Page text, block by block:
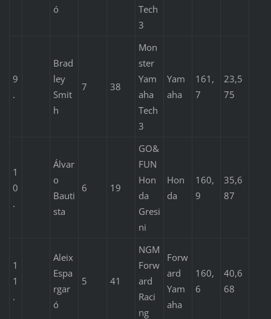
ó
Tech
3
9
.
Brad
ley
Smit
h
7 38
Mon
ster
Yam
aha
Tech
3
Yam
aha
161,
7
23,5
75
1
0
.
Álvar
o
Bauti
sta
6 19
GO&
FUN
Hon
da
Gresi
ni
Hon
da
160,
9
35,6
87
1
1
.
Aleix
Espa
rgar
ó
5 41
NGM
Forw
ard
Raci
ng
Forw
ard
Yam
aha
160,
6
40,6
68